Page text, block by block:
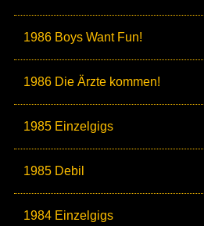
1986 Boys Want Fun!
1986 Die Ärzte kommen!
1985 Einzelgigs
1985 Debil
1984 Einzelgigs